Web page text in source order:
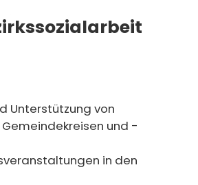
Unterstützung von
und -
in den